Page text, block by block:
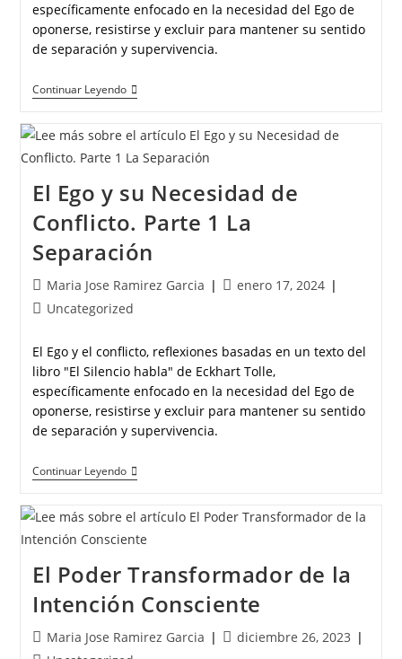
específicamente enfocado en la necesidad del Ego de
oponerse, resistirse y excluir para mantener su sentido
de separación y supervivencia.
Continuar Leyendo
El Ego y su Necesidad de
Conflicto. Parte 1 La
Separación
Maria Jose Ramirez Garcia
enero 17, 2024
Uncategorized
El Ego y el conflicto, reflexiones basadas en un texto del
libro "El Silencio habla" de Eckhart Tolle,
específicamente enfocado en la necesidad del Ego de
oponerse, resistirse y excluir para mantener su sentido
de separación y supervivencia.
Continuar Leyendo
El Poder Transformador de la
Intención Consciente
Maria Jose Ramirez Garcia
diciembre 26, 2023